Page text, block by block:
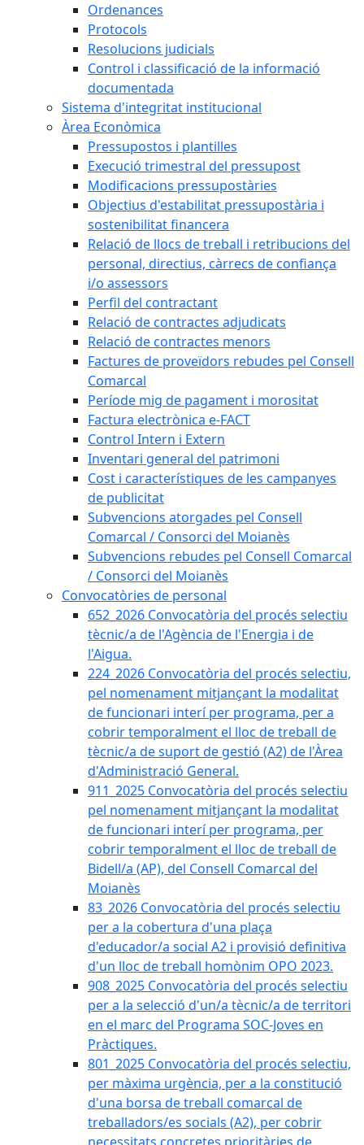
Ordenances
Protocols
Resolucions judicials
Control i classificació de la informació
documentada
Sistema d'integritat institucional
Àrea Econòmica
Pressupostos i plantilles
Execució trimestral del pressupost
Modificacions pressupostàries
Objectius d'estabilitat pressupostària i
sostenibilitat financera
Relació de llocs de treball i retribucions del
personal, directius, càrrecs de confiança
i/o assessors
Perfil del contractant
Relació de contractes adjudicats
Relació de contractes menors
Factures de proveïdors rebudes pel Consell
Comarcal
Període mig de pagament i morositat
Factura electrònica e-FACT
Control Intern i Extern
Inventari general del patrimoni
Cost i característiques de les campanyes
de publicitat
Subvencions atorgades pel Consell
Comarcal / Consorci del Moianès
Subvencions rebudes pel Consell Comarcal
/ Consorci del Moianès
Convocatòries de personal
652_2026 Convocatòria del procés selectiu
tècnic/a de l'Agència de l'Energia i de
l'Aigua.
224_2026 Convocatòria del procés selectiu,
pel nomenament mitjançant la modalitat
de funcionari interí per programa, per a
cobrir temporalment el lloc de treball de
tècnic/a de suport de gestió (A2) de l'Àrea
d'Administració General.
911_2025 Convocatòria del procés selectiu
pel nomenament mitjançant la modalitat
de funcionari interí per programa, per
cobrir temporalment el lloc de treball de
Bidell/a (AP), del Consell Comarcal del
Moianès
83_2026 Convocatòria del procés selectiu
per a la cobertura d'una plaça
d'educador/a social A2 i provisió definitiva
d'un lloc de treball homònim OPO 2023.
908_2025 Convocatòria del procés selectiu
per a la selecció d'un/a tècnic/a de territori
en el marc del Programa SOC-Joves en
Pràctiques.
801_2025 Convocatòria del procés selectiu,
per màxima urgència, per a la constitució
d'una borsa de treball comarcal de
treballadors/es socials (A2), per cobrir